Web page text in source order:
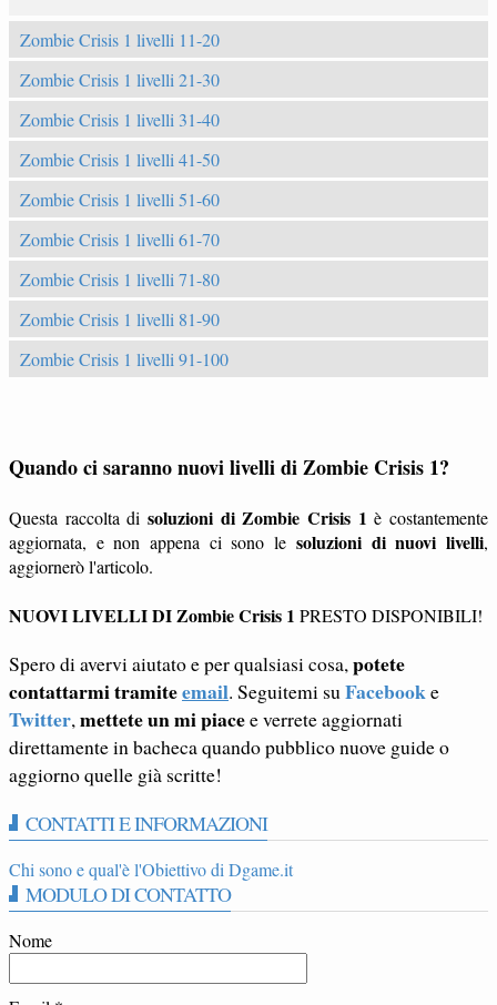
Zombie Crisis 1 livelli 11-20
Zombie Crisis 1 livelli 21-30
Zombie Crisis 1 livelli 31-40
Zombie Crisis 1 livelli 41-50
Zombie Crisis 1 livelli 51-60
Zombie Crisis 1 livelli 61-70
Zombie Crisis 1 livelli 71-80
Zombie Crisis 1 livelli 81-90
Zombie Crisis 1 livelli 91-100
Quando ci saranno nuovi livelli di Zombie Crisis 1?
Questa raccolta di soluzioni di Zombie Crisis 1 è costantemente
aggiornata, e non appena ci sono le soluzioni di nuovi livelli,
aggiornerò l'articolo.
NUOVI LIVELLI DI Zombie Crisis 1 PRESTO DISPONIBILI!
Spero di avervi aiutato e per qualsiasi cosa,potete
contattarmi tramiteemail. Seguitemi suFacebooke
Twitter,mettete un mi piacee verrete aggiornati
direttamente in bacheca quando pubblico nuove guide o
aggiorno quelle già scritte!
CONTATTI E INFORMAZIONI
Chi sono e qual'è l'Obiettivo di Dgame.it
MODULO DI CONTATTO
Nome